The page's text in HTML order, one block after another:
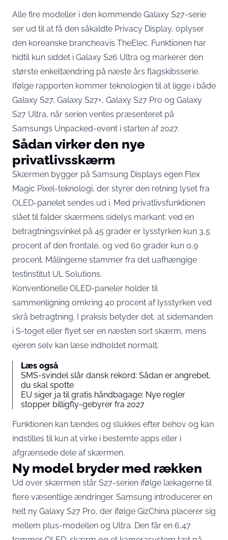
Alle fire modeller i den kommende Galaxy S27-serie
ser ud til at få den såkaldte Privacy Display, oplyser
den koreanske brancheavis TheElec. Funktionen har
hidtil kun siddet i Galaxy S26 Ultra og markerer den
største enkeltændring på næste års flagskibsserie.
Ifølge rapporten kommer teknologien til at ligge i både
Galaxy S27, Galaxy S27+, Galaxy S27 Pro og Galaxy
S27 Ultra, når serien ventes præsenteret på
Samsungs Unpacked-event i starten af 2027.
Sådan virker den nye
privatlivsskærm
Skærmen bygger på Samsung Displays egen Flex
Magic Pixel-teknologi, der styrer den retning lyset fra
OLED-panelet sendes ud i. Med privatlivsfunktionen
slået til falder skærmens sidelys markant: ved en
betragtningsvinkel på 45 grader er lysstyrken kun 3,5
procent af den frontale, og ved 60 grader kun 0,9
procent. Målingerne stammer fra det uafhængige
testinstitut UL Solutions.
Konventionelle OLED-paneler holder til
sammenligning omkring 40 procent af lysstyrken ved
skrå betragtning. I praksis betyder det, at sidemanden
i S-toget eller flyet ser en næsten sort skærm, mens
ejeren selv kan læse indholdet normalt.
Læs også
SMS-svindel slår dansk rekord: Sådan er angrebet,
du skal spotte
EU siger ja til gratis håndbagage: Nye regler
stopper billigfly-gebyrer fra 2027
Funktionen kan tændes og slukkes efter behov og kan
indstilles til kun at virke i bestemte apps eller i
afgrænsede dele af skærmen.
Ny model bryder med rækken
Ud over skærmen står S27-serien ifølge lækagerne til
flere væsentlige ændringer. Samsung introducerer en
helt ny Galaxy S27 Pro, der ifølge GizChina placerer sig
mellem plus-modellen og Ultra. Den får en 6,47